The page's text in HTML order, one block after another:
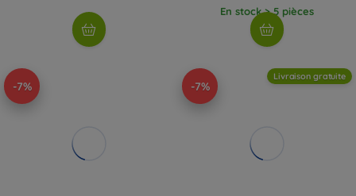
En stock > 5 pièces
-7% -7%
Livraison gratuite